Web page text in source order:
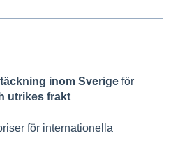
inom Sverige för
utrikes frakt
för internationella